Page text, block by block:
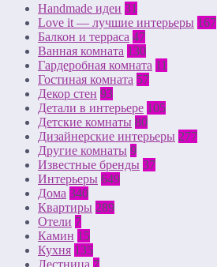
Handmade идеи 31
Love it — лучшие интерьеры 167
Балкон и терраса 47
Ванная комната 130
Гардеробная комната 11
Гостиная комната 57
Декор стен 93
Детали в интерьере 105
Детские комнаты 80
Дизайнерские интерьеры 277
Другие комнаты 9
Известные бренды 37
Интерьеры 649
Дома 340
Квартиры 289
Отели 7
Камин 15
Кухня 135
Лестница 7